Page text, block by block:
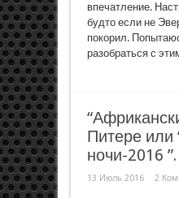
впечатление.
будто если не
покорил.
разобраться с
Питере или
ночи-2016 ”.
13 Июль 2016 2